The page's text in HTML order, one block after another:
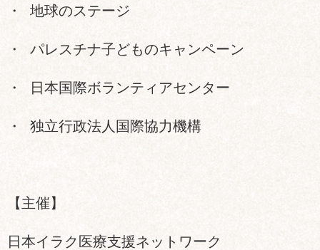
・ 地球のステージ
・ パレスチナ子どものキャンペーン
・ 日本国際ボランティアセンター
・ 独立行政法人国際協力機構
【主催】
日本イラク医療支援ネットワーク